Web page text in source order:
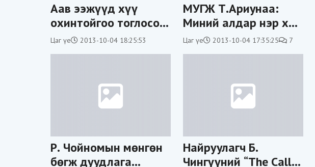
Аав ээжүүд хүү
охинтойгоо тоглосон
кино удахгүй нээлтээ
хийнэ
Цаг үе 2013-10-04 18:25:53
МУГЖ Т.Ариунаа:
Миний алдар нэр хий
хоосон зүйл байсан
юм байна гэдгийг би
Цаг үе 2013-10-04 17:35:25 7
Р. Чойномын мөнгөн
бөгж дуудлага
Найруулагч Б.
Чингүүний “The Call”